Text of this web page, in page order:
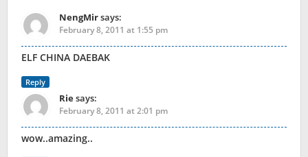
NengMirsays:
February 8, 2011 at 1:55 pm
ELF CHINA DAEBAK
Reply
Riesays:
February 8, 2011 at 2:01 pm
wow..amazing..